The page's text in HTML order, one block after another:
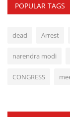
POPULAR TAGS
dead Arrest
narendra modi
CONGRESS